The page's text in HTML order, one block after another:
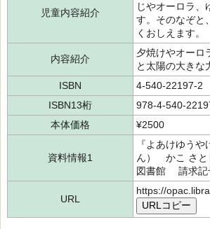
児童内容紹介
じやオーロラ
す。そのなぞと
くおしえます。
内容紹介
夕焼けやオーロ
と太陽の大きな
ISBN
4-540-22197-2
ISBN13桁
978-4-540-
本体価格
¥2500
資料情報1
『よあけゆう
ん） かこ さと
図書館 請求記
URL
https://
URLコピー